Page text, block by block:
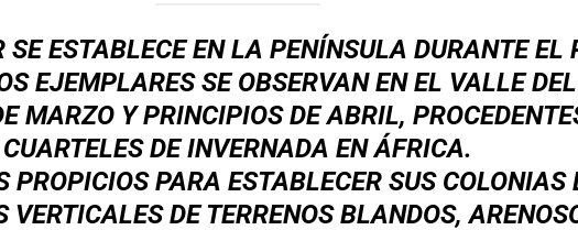
SE ESTABLECE EN LA PENÍNSULA DURANTE EL
EJEMPLARES SE OBSERVAN EN EL VALLE
MARZO Y PRINCIPIOS DE ABRIL,
CUARTELES DE INVERNADA EN ÁFRICA.
PROPICIOS PARA ESTABLECER SUS COLONIAS
VERTICALES DE TERRENOS BLANDOS,